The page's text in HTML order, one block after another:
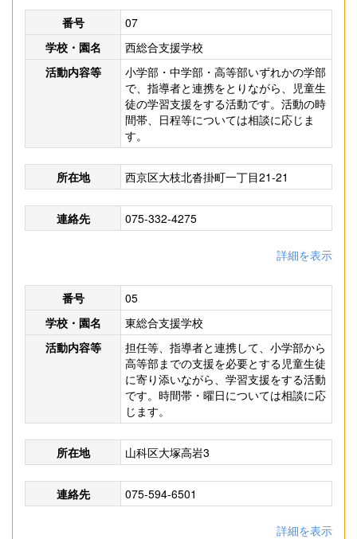
番号
07
学校・園名
西総合支援学校
活動内容等
小学部・中学部・高等部いずれかの学部
で、指導者と連携をとりながら、児童生
徒の学習支援をする活動です。活動の時
間帯、日程等については相談に応じま
す。
所在地 西京区大枝北沓掛町一丁目21-21
連絡先 075-332-4275
詳細を表示
番号
05
学校・園名
東総合支援学校
活動内容等
担任等、指導者と連携して、小学部から
高等部までの支援を必要とする児童生徒
に寄り添いながら、学習支援をする活動
です。時間帯・曜日については相談に応
じます。
所在地 山科区大塚高岩3
連絡先 075-594-6501
詳細を表示